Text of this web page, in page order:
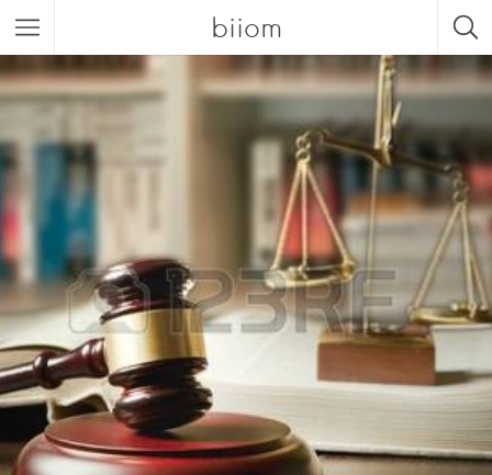
biiom